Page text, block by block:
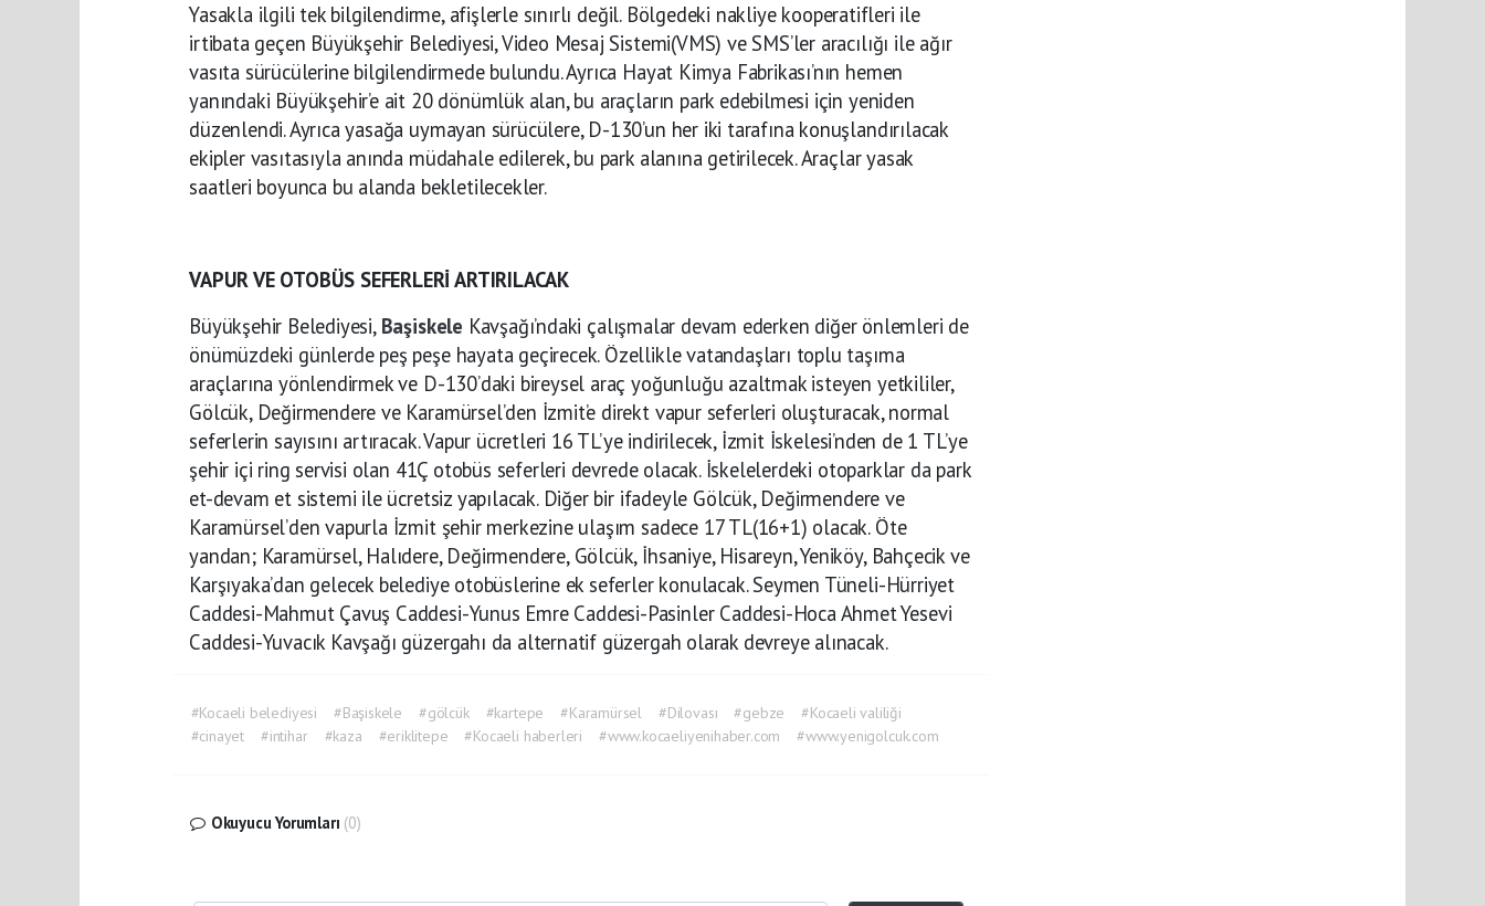
Yasakla ilgili tek bilgilendirme, afişlerle sınırlı değil. Bölgedeki nakliye kooperatifleri ile
irtibata geçen Büyükşehir Belediyesi, Video Mesaj Sistemi(VMS) ve SMS’ler aracılığı ile ağır
vasıta sürücülerine bilgilendirmede bulundu. Ayrıca Hayat Kimya Fabrikası’nın hemen
yanındaki Büyükşehir’e ait 20 dönümlük alan, bu araçların park edebilmesi için yeniden
düzenlendi. Ayrıca yasağa uymayan sürücülere, D-130’un her iki tarafına konuşlandırılacak
ekipler vasıtasıyla anında müdahale edilerek, bu park alanına getirilecek. Araçlar yasak
saatleri boyunca bu alanda bekletilecekler.
VAPUR VE OTOBÜS SEFERLERİ ARTIRILACAK
Büyükşehir Belediyesi, Başiskele Kavşağı’ndaki çalışmalar devam ederken diğer önlemleri de
önümüzdeki günlerde peş peşe hayata geçirecek. Özellikle vatandaşları toplu taşıma
araçlarına yönlendirmek ve D-130’daki bireysel araç yoğunluğu azaltmak isteyen yetkililer,
Gölcük, Değirmendere ve Karamürsel’den İzmit’e direkt vapur seferleri oluşturacak, normal
seferlerin sayısını artıracak. Vapur ücretleri 16 TL’ye indirilecek, İzmit İskelesi’nden de 1 TL’ye
şehir içi ring servisi olan 41Ç otobüs seferleri devrede olacak. İskelelerdeki otoparklar da park
et-devam et sistemi ile ücretsiz yapılacak. Diğer bir ifadeyle Gölcük, Değirmendere ve
Karamürsel’den vapurla İzmit şehir merkezine ulaşım sadece 17 TL(16+1) olacak. Öte
yandan; Karamürsel, Halıdere, Değirmendere, Gölcük, İhsaniye, Hisareyn, Yeniköy, Bahçecik ve
Karşıyaka’dan gelecek belediye otobüslerine ek seferler konulacak. Seymen Tüneli-Hürriyet
Caddesi-Mahmut Çavuş Caddesi-Yunus Emre Caddesi-Pasinler Caddesi-Hoca Ahmet Yesevi
Caddesi-Yuvacık Kavşağı güzergahı da alternatif güzergah olarak devreye alınacak.
#Kocaeli belediyesi #Başiskele #gölcük #kartepe #Karamürsel #Dilovası #gebze
#Kocaeli valiliği
#cinayet
#intihar #kaza #eriklitepe #Kocaeli haberleri #www.kocaeliyenihaber.com #www.yenigolcuk.com
Okuyucu Yorumları (0)